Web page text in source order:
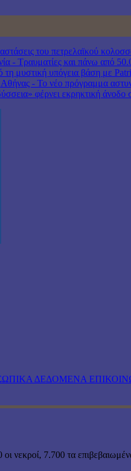
του πετρελαϊκού
- Τραυματίες και πάνω από
μυστική υπόγεια βάση με
Αθήνας - Το νέο πρόγραμμα
φέρνει εκρηκτική άνοδο
ΔΕΔΟΜΕΝΑ
νεκροί, 7.700 τα